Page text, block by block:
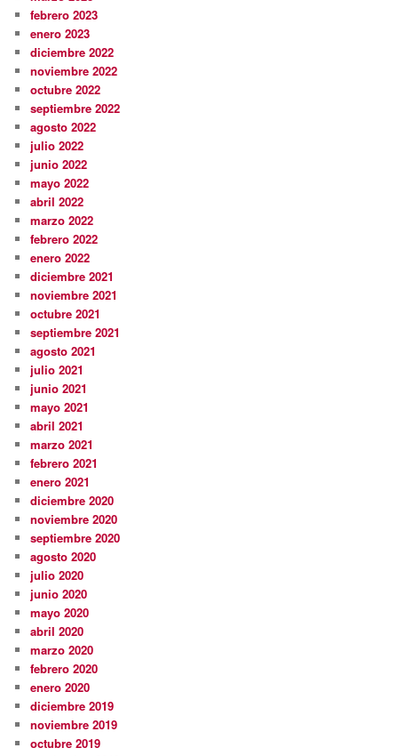
febrero 2023
enero 2023
diciembre 2022
noviembre 2022
octubre 2022
septiembre 2022
agosto 2022
julio 2022
junio 2022
mayo 2022
abril 2022
marzo 2022
febrero 2022
enero 2022
diciembre 2021
noviembre 2021
octubre 2021
septiembre 2021
agosto 2021
julio 2021
junio 2021
mayo 2021
abril 2021
marzo 2021
febrero 2021
enero 2021
diciembre 2020
noviembre 2020
septiembre 2020
agosto 2020
julio 2020
junio 2020
mayo 2020
abril 2020
marzo 2020
febrero 2020
enero 2020
diciembre 2019
noviembre 2019
octubre 2019